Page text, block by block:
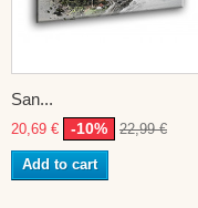
San...
20,69 € -10% 22,99 €
Add to cart